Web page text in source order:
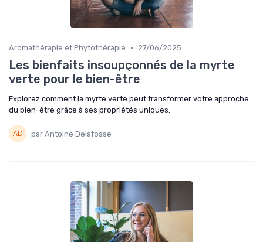
Aromathérapie et Phytothérapie • 27/06/2025
Les bienfaits insoupçonnés de la myrte
verte pour le bien-être
Explorez comment la myrte verte peut transformer votre approche
du bien-être grâce à ses propriétés uniques.
par Antoine Delafosse